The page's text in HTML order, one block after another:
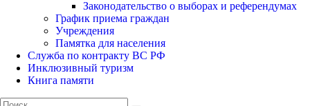
Законодательство о выборах и референдумах
График приема граждан
Учреждения
Памятка для населения
Служба по контракту ВС РФ
Инклюзивный туризм
Книга памяти